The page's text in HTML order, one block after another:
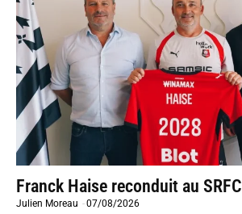
Franck Haise reconduit au SRFC
Julien Moreau -07/08/2026